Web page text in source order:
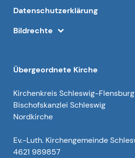
Datenschutzerklärung
Bildrechte
Übergeordnete Kirche
Kirchenkreis Schleswig-Flensburg
Bischofskanzlei Schleswig
Nordkirche
Ev.-Luth. Kirchengemeinde
4621 989857